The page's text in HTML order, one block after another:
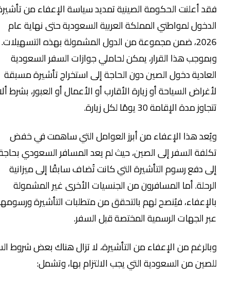
أعلنت الحكومة الصينية تمديد سياسة الإعفاء من تأشيرة
لمواطني المملكة العربية السعودية حتى نهاية عام
2026، ضمن مجموعة من الدول المشمولة بهذه التسهيلات.
هذا القرار، يمكن لحاملي جوازات السفر السعودية
دخول الصين دون الحاجة إلى استخراج تأشيرة مسبقة
السياحة أو زيارة الأقارب أو الأعمال أو العبور، بشرط ألا
مدة الإقامة 30 يومًا لكل زيارة.
هذا الإعفاء من أبرز العوامل التي ساهمت في خفض
السفر إلى الصين، حيث لم يعد المسافر السعودي بحاجة
دفع رسوم التأشيرة التي كانت تُضاف سابقًا إلى ميزانية
أما المسافرون من الجنسيات الأخرى غير المشمولة
فيُنصح لهم بالتحقق من متطلبات التأشيرة ورسومها
الجهات الرسمية المختصة قبل السفر.
من الإعفاء من التأشيرة، لا تزال هناك بعض شروط السفر
من السعودية التي يجب الالتزام بها، وتشمل: